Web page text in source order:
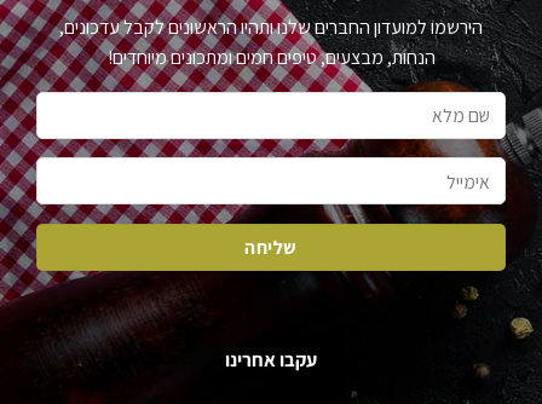
הירשמו למועדון החברים שלנו ותהיו הראשונים לקבל עדכונים,
הנחות, מבצעים, טיפים חמים ומתכונים מיוחדים!
עקבו אחרינו